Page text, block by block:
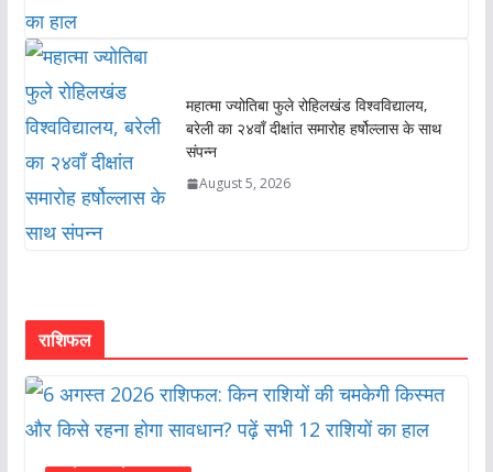
महात्मा ज्योतिबा फुले रोहिलखंड विश्वविद्यालय,
बरेली का २४वाँ दीक्षांत समारोह हर्षोल्लास के साथ
संपन्न
August 5, 2026
राशिफल